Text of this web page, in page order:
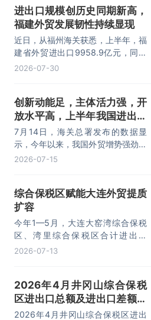
品为代表的高附加值产品出口占比显
著提升，成为外贸提质增效的核心引
擎，为加快建设贸易强国注入了强劲
动力。
进出口规模创历史同期新高，
福建外贸发展韧性持续显现
近日，从福州海关获悉，上半年，福
建省外贸进出口9958.9亿元，同比
增长8.2%。其中，出口5740.1亿
进口规模均创历史同期新高，外贸运
行呈现“稳中有进，进中提质”的良好
态势。
2026-07-30
创新动能足，主体活力强，开
放水平高，上半年我国进出口
规模首次突破25万亿元
7月14日，海关总署发布的数据显
示，今年以来，我国外贸增势强劲、
走势稳健。据海关统计，今年上半
14.73万亿元，增长13.4%，进口
10.74万亿元，增长22.1%。
2026-07-15
综合保税区赋能大连外贸提质
扩容
今年1—5月，大连大窑湾综合保税
区、湾里综合保税区合计进出口
332.22亿元，同比增长21%，占大
台。
2026-07-13
2026年4月井冈山综合保税
区进出口总额及进出口差额统
计分析
2026年4月井冈山综合保税区进出